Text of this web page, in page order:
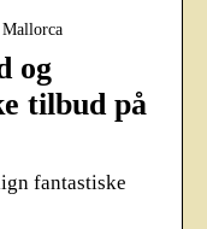
og
tilbud på
fantastiske